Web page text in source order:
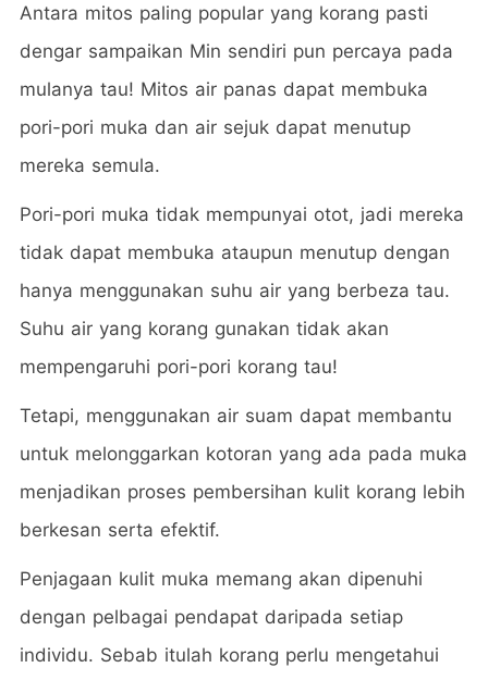
Antara mitos paling popular yang korang pasti
dengar sampaikan Min sendiri pun percaya pada
mulanya tau! Mitos air panas dapat membuka
pori-pori muka dan air sejuk dapat menutup
mereka semula.
Pori-pori muka tidak mempunyai otot, jadi mereka
tidak dapat membuka ataupun menutup dengan
hanya menggunakan suhu air yang berbeza tau.
Suhu air yang korang gunakan tidak akan
mempengaruhi pori-pori korang tau!
Tetapi, menggunakan air suam dapat membantu
untuk melonggarkan kotoran yang ada pada muka
menjadikan proses pembersihan kulit korang lebih
berkesan serta efektif.
Penjagaan kulit muka memang akan dipenuhi
dengan pelbagai pendapat daripada setiap
individu. Sebab itulah korang perlu mengetahui